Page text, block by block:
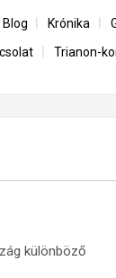
Blog Krónika
Trianon-
különböző